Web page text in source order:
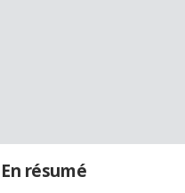
En résumé